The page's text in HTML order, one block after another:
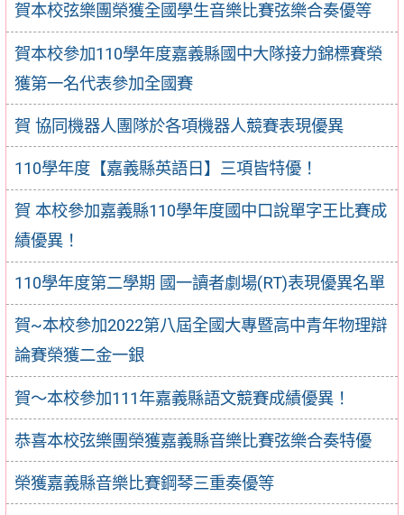
賀本校弦樂團榮獲全國學生音樂比賽弦樂合奏優等
賀本校參加110學年度嘉義縣國中大隊接力錦標賽榮
獲第一名代表參加全國賽
賀 協同機器人團隊於各項機器人競賽表現優異
110學年度【嘉義縣英語日】三項皆特優！
賀 本校參加嘉義縣110學年度國中口說單字王比賽成
績優異！
110學年度第二學期 國一讀者劇場(RT)表現優異名單
賀~本校參加2022第八屆全國大專暨高中青年物理辯
論賽榮獲二金一銀
賀～本校參加111年嘉義縣語文競賽成績優異！
恭喜本校弦樂團榮獲嘉義縣音樂比賽弦樂合奏特優
榮獲嘉義縣音樂比賽鋼琴三重奏優等